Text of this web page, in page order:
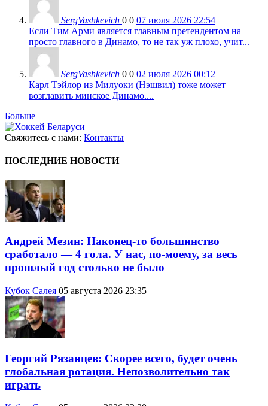
SergVashkevich 0 0 07 июля 2026 22:54
Если Тим Арми является главным претендентом на
просто главного в Динамо, то не так уж плохо, учит...
SergVashkevich 0 0 02 июля 2026 00:12
Карл Тэйлор из Милуоки (Нэшвил) тоже может
возглавить минское Динамо....
Больше
Свяжитесь с нами: Контакты
ПОСЛЕДНИЕ НОВОСТИ
Андрей Мезин: Наконец-то большинство
сработало — 4 гола. У нас, по-моему, за весь
прошлый год столько не было
Кубок Салея 05 августа 2026 23:35
Георгий Рязанцев: Скорее всего, будет очень
глобальная ротация. Непозволительно так
играть